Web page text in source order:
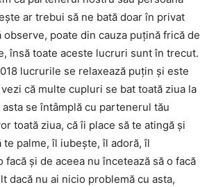
ar trebui să ne bată doar în privat
observe, poate din cauza puțină frică de
însă toate aceste lucruri sunt în trecut.
lucrurile se relaxează puțin și este
că multe cupluri se bat toată ziua la
se întâmplă cu partenerul tău
toată ziua, că îi place să te atingă și
te palme, îl iubește, îl adoră, îl
facă și de aceea nu încetează să o facă
dacă nu ai nicio problemă cu asta,